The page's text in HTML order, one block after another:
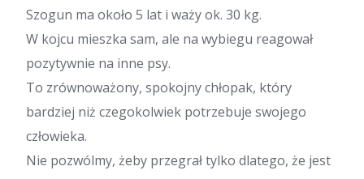
Szogun ma około 5 lat i waży ok. 30 kg.
W kojcu mieszka sam, ale na wybiegu reagował
pozytywnie na inne psy.
To zrównoważony, spokojny chłopak, który
bardziej niż czegokolwiek potrzebuje swojego
człowieka.
Nie pozwólmy, żeby przegrał tylko dlatego, że jest